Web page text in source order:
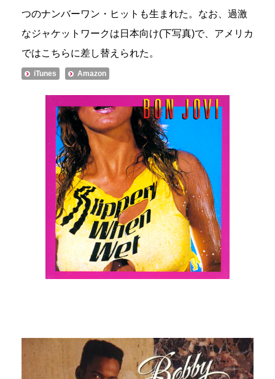
つのナンバーワン・ヒットも生まれた。なお、過激
なジャケットワークは日本向け(下写真)で、アメリカ
ではこちらに差し替えられた。
iTunes Amazon